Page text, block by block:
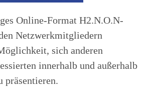
Online-Format H2.N.O.N-
Netzwerkmitgliedern
sich anderen
innerhalb und außerhalb
präsentieren.